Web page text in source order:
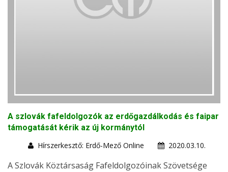
A szlovák fafeldolgozók az erdőgazdálkodás és faipar
támogatását kérik az új kormánytól
Hírszerkesztő: Erdő-Mező Online
2020.03.10.
A Szlovák Köztársaság Fafeldolgozóinak Szövetsége